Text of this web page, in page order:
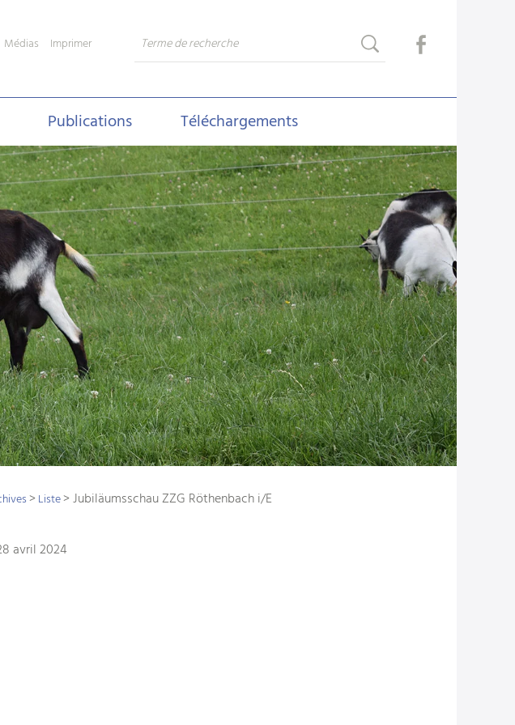
Médias Imprimer
Publications Téléchargements
>Liste>Jubiläumsschau ZZG Röthenbach i/E
avril 2024